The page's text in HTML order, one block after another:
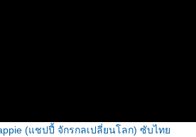
(แชปปี้ จักรกลเปลี่ยนโลก) ซับไท